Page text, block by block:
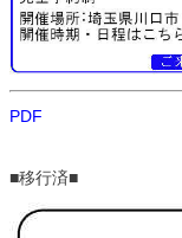
PDF
■移行済■